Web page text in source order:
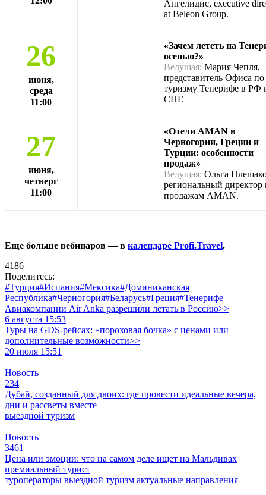
Ангелидис, executive
at Beleon Group.
26
июня,
среда
11:00
«Зачем лететь на
осенью?»
Ведущая: Мария Чепля,
представитель Офиса по
туризму Тенерифе в РФ
СНГ.
27
июня,
четверг
11:00
«Отели AMAN в
Черногории, Греции и
Турции: особенности
продаж»
Ведущая: Ольга
региональный директор
продажам AMAN.
Еще больше вебинаров — в календаре Profi.Travel.
4186
Поделитесь:
#Турция#Испания#Мексика#Доминиканская
Республика#Черногория#Беларусь#Греция#Тенерифе
Авиакомпании Air Anka разрешили летать в Россию>>
6 августа 15:53
Туры на GDS-рейсах: «пороховая бочка» с ценами или
дополнительные возможности>>
20 июля 15:51
Новость
234
Дубай, созданный для двоих: где провести идеальные вечера,
дни и рассветы вместе
выездной туризм
Новость
3461
Цена или эмоции: что на самом деле ищет на Мальдивах
премиальный турист
туроператоры выездной туризм актуальные направления